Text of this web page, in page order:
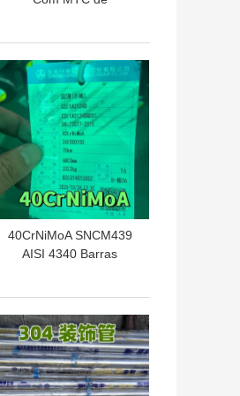
40*40*4MM
40CrNiMoA SNCM439
AISI 4340 Barras
MELHOR PREÇO
MELHOR PREÇO